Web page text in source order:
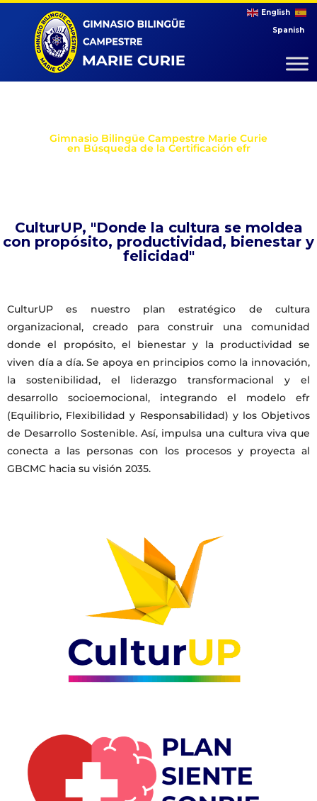
English
Spanish
Gimnasio Bilingüe Campestre Marie Curie
en Búsqueda de la Certificación efr
CulturUP, "Donde la cultura se moldea
con propósito, productividad, bienestar y
felicidad"
CulturUP es nuestro plan estratégico de cultura
organizacional, creado para construir una comunidad
donde el propósito, el bienestar y la productividad se
viven día a día. Se apoya en principios como la innovación,
la sostenibilidad, el liderazgo transformacional y el
desarrollo socioemocional, integrando el modelo efr
(Equilibrio, Flexibilidad y Responsabilidad) y los Objetivos
de Desarrollo Sostenible. Así, impulsa una cultura viva que
conecta a las personas con los procesos y proyecta al
GBCMC hacia su visión 2035.